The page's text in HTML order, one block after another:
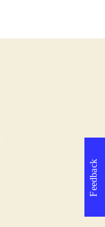
Feedback